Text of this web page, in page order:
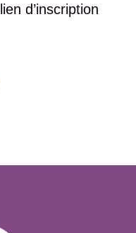
lien d’inscription